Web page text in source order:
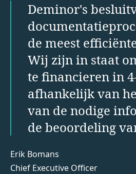
Deminor's
de meest
Wij zijn in staat
te financieren in
afhankelijk van
van de nodige
de beoordeling
Erik Bomans
Chief Executive Officer